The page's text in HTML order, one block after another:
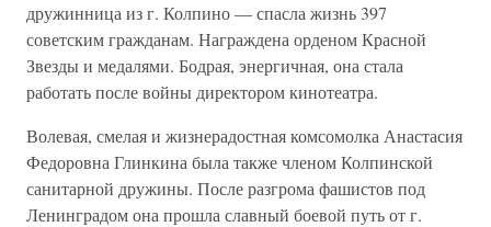
дружинница из г. Колпино — спасла жизнь 397
советским гражданам. Награждена орденом Красной
Звезды и медалями. Бодрая, энергичная, она стала
работать после войны директором кинотеатра.
Волевая, смелая и жизнерадостная комсомолка Анастасия
Федоровна Глинкина была также членом Колпинской
санитарной дружины. После разгрома фашистов под
Ленинградом она прошла славный боевой путь от г.